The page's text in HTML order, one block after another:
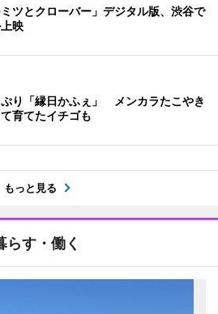
ツとクローバー」デジタル版、渋谷で
映
り「縁日かふぇ」 メンカラたこやき
育てたイチゴも
もっと見る
らす・働く